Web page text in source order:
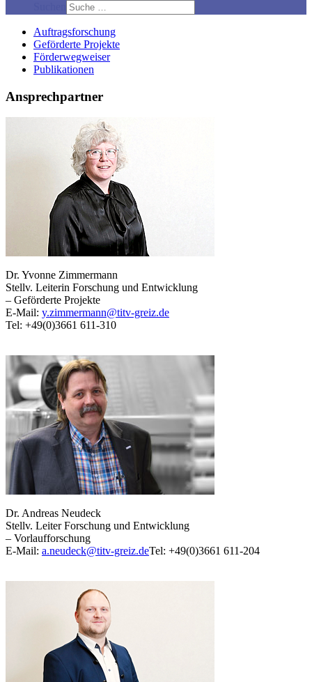
Auftragsforschung
Geförderte Projekte
Förderwegweiser
Publikationen
Ansprechpartner
Dr. Yvonne Zimmermann
Stellv. Leiterin Forschung und Entwicklung
– Geförderte Projekte
E-Mail: y.zimmermann@titv-greiz.de
Tel: +49(0)3661 611-310
Dr. Andreas Neudeck
Stellv. Leiter Forschung und Entwicklung
– Vorlaufforschung
E-Mail: a.neudeck@titv-greiz.deTel: +49(0)3661 611-204